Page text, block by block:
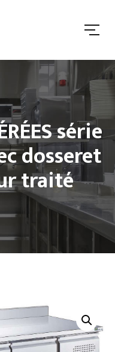
série
dosseret
traité